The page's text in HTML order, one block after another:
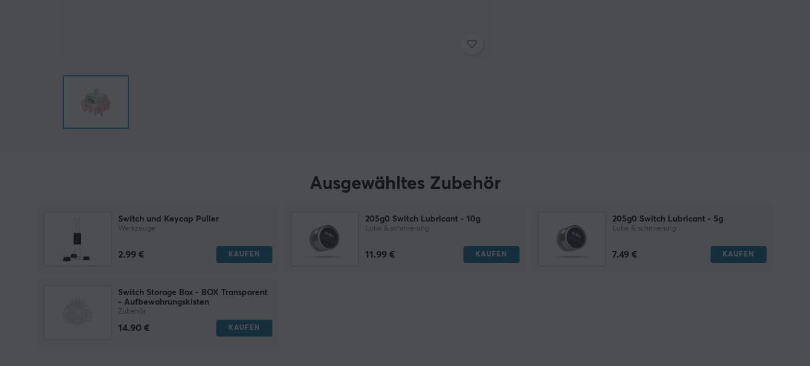
Ausgewähltes Zubehör
Switch und Keycap Puller
Werkzeuge
2.99 € KAUFEN
205g0 Switch Lubricant - 10g
Lube & schmierung
11.99 € KAUFEN
205g0 Switch Lubricant - 5g
Lube & schmierung
7.49 € KAUFEN
Switch Storage Box - BOX Transparent
- Aufbewahrungskisten
Zubehör
14.90 € KAUFEN